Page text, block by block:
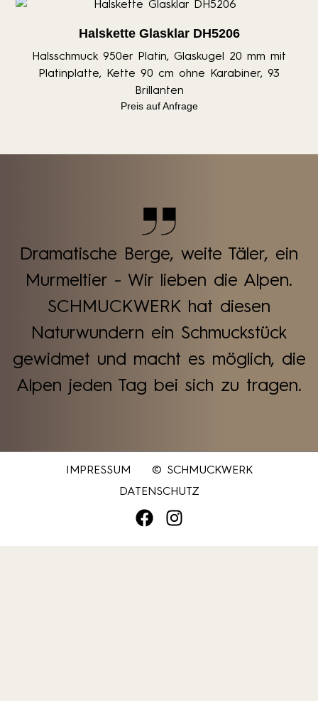
Halskette Glasklar DH5206
Halsschmuck 950er Platin, Glaskugel 20 mm mit
Platinplatte, Kette 90 cm ohne Karabiner, 93
Brillanten
Preis auf Anfrage
Dramatische Berge, weite Täler, ein
Murmeltier - Wir lieben die Alpen.
SCHMUCKWERK hat diesen
Naturwundern ein Schmuckstück
gewidmet und macht es möglich, die
Alpen jeden Tag bei sich zu tragen.
IMPRESSUM
© SCHMUCKWERK
DATENSCHUTZ